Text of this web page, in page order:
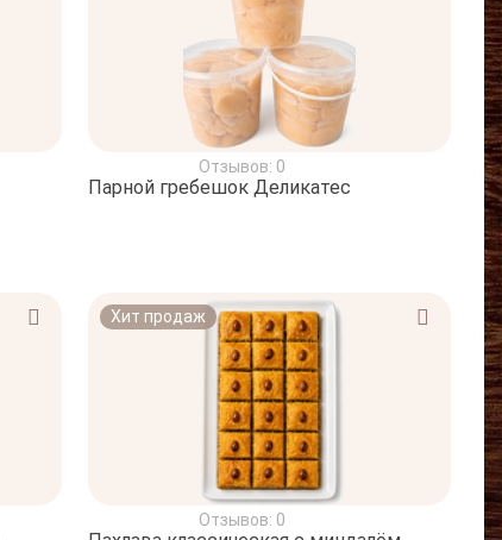
Отзывов: 0
Парной гребешок Деликатес
Хит продаж
Отзывов: 0